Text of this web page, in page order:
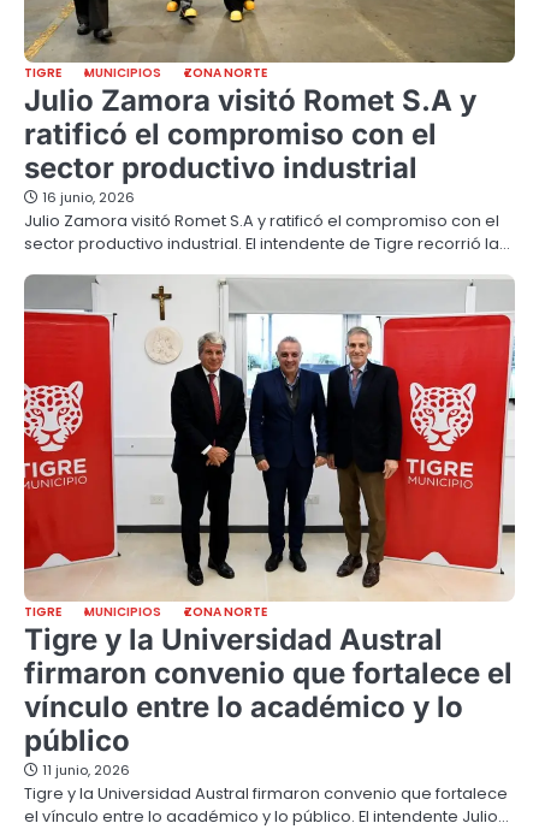
TIGRE MUNICIPIOS ZONA NORTE
Julio Zamora visitó Romet S.A y
ratificó el compromiso con el
sector productivo industrial
16 junio, 2026
Julio Zamora visitó Romet S.A y ratificó el compromiso con el
sector productivo industrial. El intendente de Tigre recorrió la…
TIGRE MUNICIPIOS ZONA NORTE
Tigre y la Universidad Austral
firmaron convenio que fortalece el
vínculo entre lo académico y lo
público
11 junio, 2026
Tigre y la Universidad Austral firmaron convenio que fortalece
el vínculo entre lo académico y lo público. El intendente Julio…